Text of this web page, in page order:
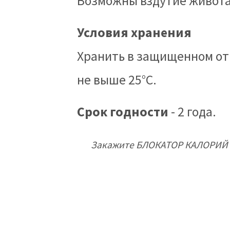
Условия хранения
Хранить в защищенном
не выше 25°С.
Срок годности- 2 года.
Закажите БЛОКАТОР